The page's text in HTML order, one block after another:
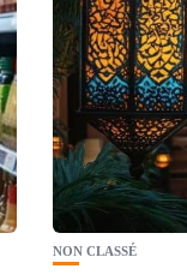
NON CLASSÉ